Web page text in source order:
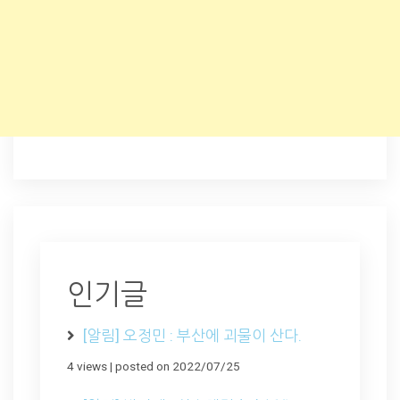
인기글
[알림] 오정민 : 부산에 괴물이 산다.
4 views| posted on 2022/07/25